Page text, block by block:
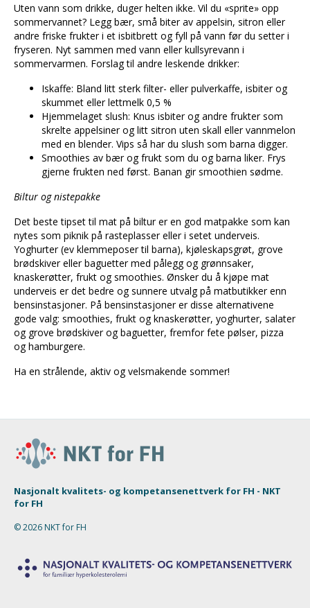
Uten vann som drikke, duger helten ikke. Vil du «sprite» opp
sommervannet? Legg bær, små biter av appelsin, sitron eller
andre friske frukter i et isbitbrett og fyll på vann før du setter i
fryseren. Nyt sammen med vann eller kullsyrevann i
sommervarmen. Forslag til andre leskende drikker:
Iskaffe: Bland litt sterk filter- eller pulverkaffe, isbiter og
skummet eller lettmelk 0,5 %
Hjemmelaget slush: Knus isbiter og andre frukter som
skrelte appelsiner og litt sitron uten skall eller vannmelon
med en blender. Vips så har du slush som barna digger.
Smoothies av bær og frukt som du og barna liker. Frys
gjerne frukten ned først. Banan gir smoothien sødme.
Biltur og nistepakke
Det beste tipset til mat på biltur er en god matpakke som kan
nytes som piknik på rasteplasser eller i setet underveis.
Yoghurter (ev klemmeposer til barna), kjøleskapsgrøt, grove
brødskiver eller baguetter med pålegg og grønnsaker,
knaskerøtter, frukt og smoothies. Ønsker du å kjøpe mat
underveis er det bedre og sunnere utvalg på matbutikker enn
bensinstasjoner. På bensinstasjoner er disse alternativene
gode valg: smoothies, frukt og knaskerøtter, yoghurter, salater
og grove brødskiver og baguetter, fremfor fete pølser, pizza
og hamburgere.
Ha en strålende, aktiv og velsmakende sommer!
Nasjonalt kvalitets- og kompetansenettverk for FH - NKT
for FH
© 2026 NKT for FH